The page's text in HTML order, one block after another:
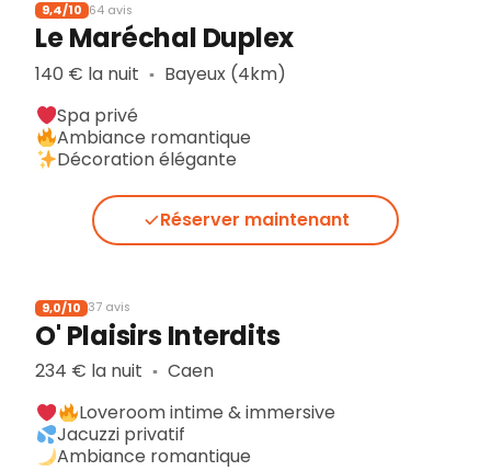
9,4/10 64 avis
Le Maréchal Duplex
140 € la nuit ▪︎ Bayeux (4km)
Spa privé
Ambiance romantique
Décoration élégante
Réserver maintenant
9,0/10 37 avis
O' Plaisirs Interdits
234 € la nuit ▪︎ Caen
Loveroom intime & immersive
Jacuzzi privatif
Ambiance romantique